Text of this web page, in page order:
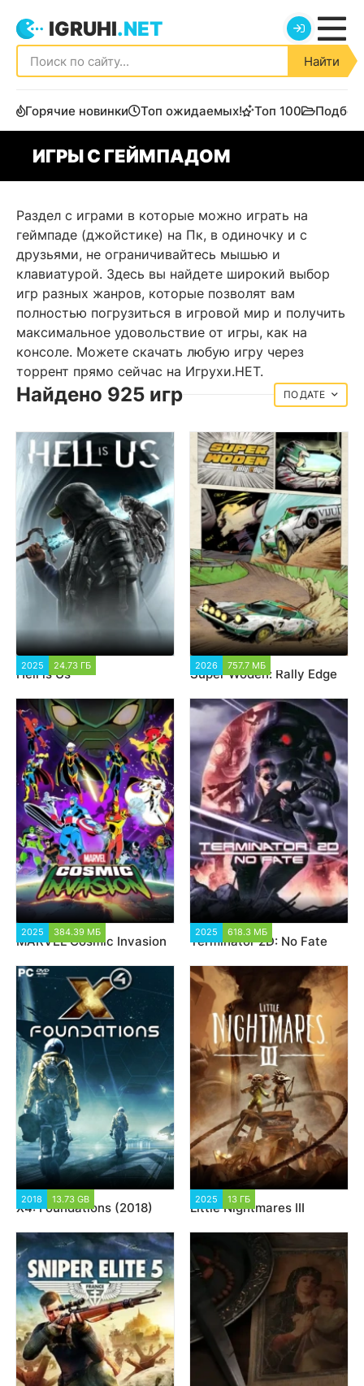
IGRUHI.NET
Найти
Горячие новинки Топ ожидаемых! Топ 100
ИГРЫ С ГЕЙМПАДОМ
Раздел с играми в которые можно играть на
геймпаде (джойстике) на Пк, в одиночку и с
друзьями, не ограничивайтесь мышью и
клавиатурой. Здесь вы найдете широкий выбор
игр разных жанров, которые позволят вам
полностью погрузиться в игровой мир и получить
максимальное удовольствие от игры, как на
консоле. Можете скачать любую игру через
торрент прямо сейчас на Игрухи.НЕТ.
Найдено 925 игр ДАТЕ
2025 24.73 ГБ
Hell is Us
2026 757.7 МБ
Super Woden: Rally Edge
2025 384.39 МБ
MARVEL Cosmic Invasion
2025 618.3 МБ
Terminator 2D: No Fate
2018 13.73 GB 18 865
X4: Foundations (2018)
2025 13 ГБ
Little Nightmares III